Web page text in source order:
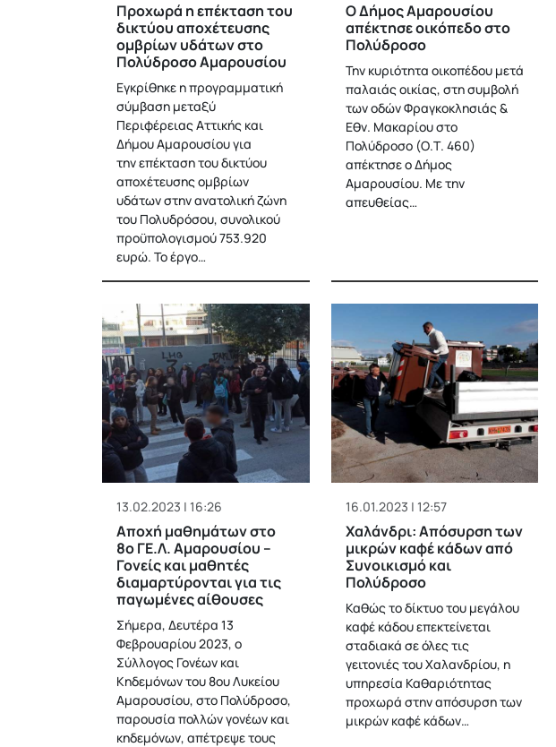
Προχωρά η επέκταση του
δικτύου αποχέτευσης
ομβρίων υδάτων στο
Πολύδροσο Αμαρουσίου
Εγκρίθηκε η προγραμματική
σύμβαση μεταξύ
Περιφέρειας Αττικής και
Δήμου Αμαρουσίου για
την επέκταση του δικτύου
αποχέτευσης ομβρίων
υδάτων στην ανατολική ζώνη
του Πολυδρόσου, συνολικού
προϋπολογισμού 753.920
ευρώ. Το έργο…
Ο Δήμος Αμαρουσίου
απέκτησε οικόπεδο στο
Πολύδροσο
Την κυριότητα οικοπέδου μετά
παλαιάς οικίας, στη συμβολή
των οδών Φραγκοκλησιάς &
Εθν. Μακαρίου στο
Πολύδροσο (Ο.Τ. 460)
απέκτησε ο Δήμος
Αμαρουσίου. Με την
απευθείας…
13.02.2023 | 16:26
Αποχή μαθημάτων στο
8ο ΓΕ.Λ. Αμαρουσίου –
Γονείς και μαθητές
διαμαρτύρονται για τις
παγωμένες αίθουσες
Σήμερα, Δευτέρα 13
Φεβρουαρίου 2023, ο
Σύλλογος Γονέων και
Κηδεμόνων του 8ου Λυκείου
Αμαρουσίου, στο Πολύδροσο,
παρουσία πολλών γονέων και
κηδεμόνων, απέτρεψε τους
16.01.2023 | 12:57
Χαλάνδρι: Απόσυρση των
μικρών καφέ κάδων από
Συνοικισμό και
Πολύδροσο
Καθώς το δίκτυο του μεγάλου
καφέ κάδου επεκτείνεται
σταδιακά σε όλες τις
γειτονιές του Χαλανδρίου, η
υπηρεσία Καθαριότητας
προχωρά στην απόσυρση των
μικρών καφέ κάδων…